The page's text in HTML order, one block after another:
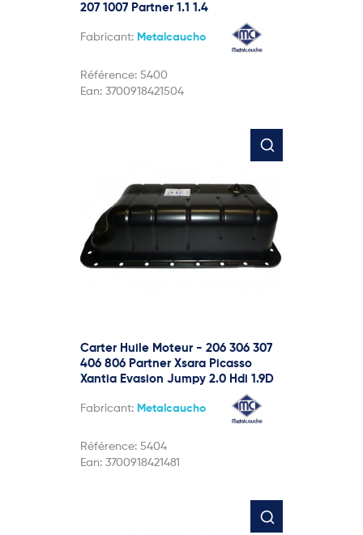
207 1007 Partner 1.1 1.4
Fabricant: Metalcaucho
Référence: 5400
Ean: 3700918421504
Carter Huile Moteur - 206 306 307
406 806 Partner Xsara Picasso
Xantia Evasion Jumpy 2.0 Hdi 1.9D
Fabricant: Metalcaucho
Référence: 5404
Ean: 3700918421481